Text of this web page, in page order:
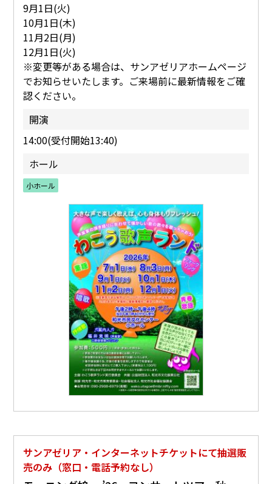
9月1日(火)
10月1日(木)
11月2日(月)
12月1日(火)
※変更等がある場合は、サンアゼリアホームページ
でお知らせいたします。ご来場前に最新情報をご確
認ください。
開演
14:00(受付開始13:40)
ホール
小ホール
サンアゼリア・インターネットチケットにて抽選販
売のみ（窓口・電話予約なし）